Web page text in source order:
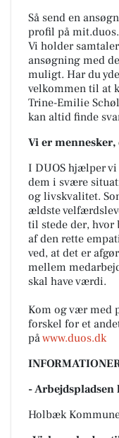
Så send en
profil på
Vi holder
ansøgning med
muligt. Har du
velkommen til at
Trine-Emilie
kan altid finde
Vi er
I DUOS hjælper
dem i svære
og livskvalitet.
ældste
til stede der, hvor
af den rette
ved, at det er
mellem
skal have værdi.
Kom og vær med
forskel for et
påwww.duos.dk
- Arbejdspladsen
Holbæk